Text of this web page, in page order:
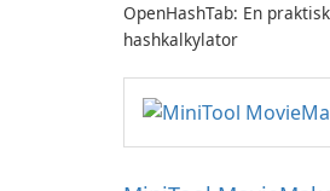
OpenHashTab: En
hashkalkylator